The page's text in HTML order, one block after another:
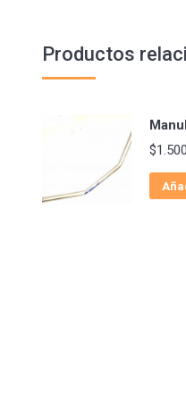
Productos
$